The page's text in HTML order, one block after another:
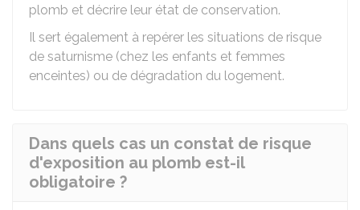
plomb et décrire leur état de conservation.
Il sert également à repérer les situations de risque
de saturnisme (chez les enfants et femmes
enceintes) ou de dégradation du logement.
Dans quels cas un constat de risque
d'exposition au plomb est-il
obligatoire ?